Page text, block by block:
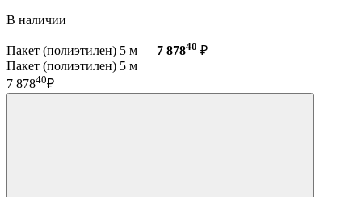
В наличии
Пакет (полиэтилен) 5 м — 7 87840 ₽
Пакет (полиэтилен) 5 м
7 87840₽